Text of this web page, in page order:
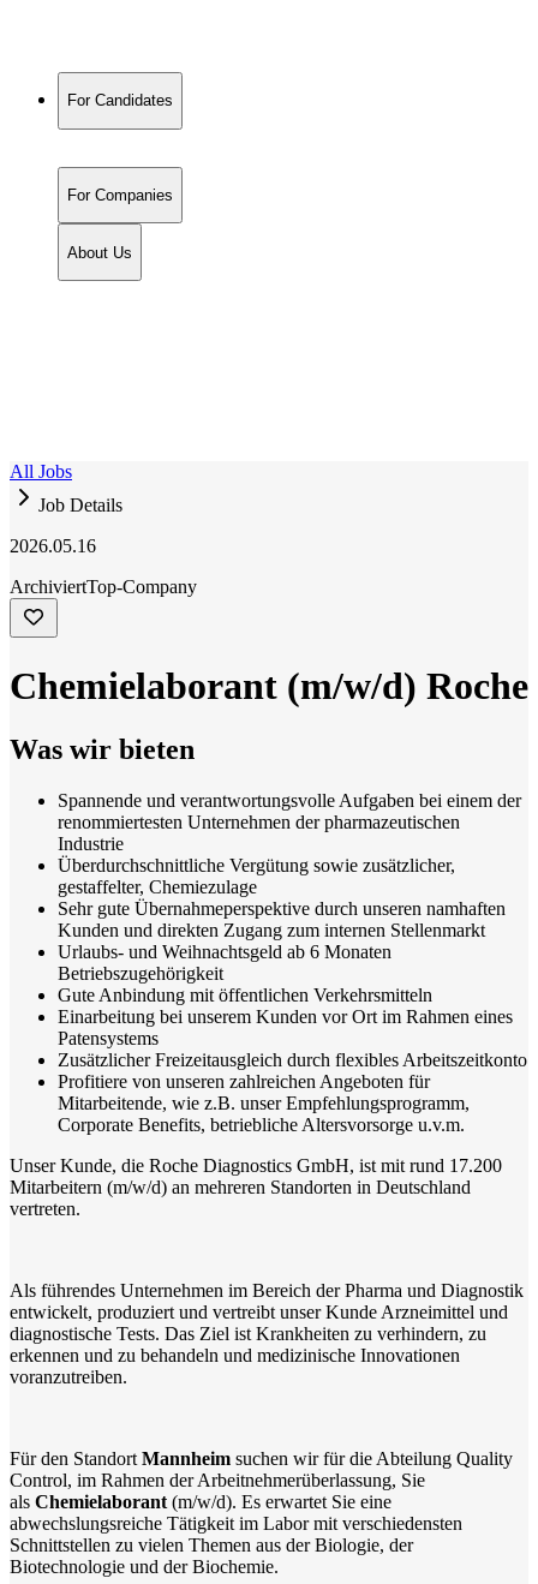
For Candidates
For Companies
About Us
All Jobs
Job Details
2026.05.16
ArchiviertTop-Company
Chemielaborant (m/w/d) Roche
Was wir bieten
Spannende und verantwortungsvolle Aufgaben bei einem der
renommiertesten Unternehmen der pharmazeutischen
Industrie
Überdurchschnittliche Vergütung sowie zusätzlicher,
gestaffelter, Chemiezulage
Sehr gute Übernahmeperspektive durch unseren namhaften
Kunden und direkten Zugang zum internen Stellenmarkt
Urlaubs- und Weihnachtsgeld ab 6 Monaten
Betriebszugehörigkeit
Gute Anbindung mit öffentlichen Verkehrsmitteln
Einarbeitung bei unserem Kunden vor Ort im Rahmen eines
Patensystems
Zusätzlicher Freizeitausgleich durch flexibles Arbeitszeitkonto
Profitiere von unseren zahlreichen Angeboten für
Mitarbeitende, wie z.B. unser Empfehlungsprogramm,
Corporate Benefits, betriebliche Altersvorsorge u.v.m.
Unser Kunde, die Roche Diagnostics GmbH, ist mit rund 17.200
Mitarbeitern (m/w/d) an mehreren Standorten in Deutschland
vertreten.
Als führendes Unternehmen im Bereich der Pharma und Diagnostik
entwickelt, produziert und vertreibt unser Kunde Arzneimittel und
diagnostische Tests. Das Ziel ist Krankheiten zu verhindern, zu
erkennen und zu behandeln und medizinische Innovationen
voranzutreiben.
Für den Standort Mannheim suchen wir für die Abteilung Quality
Control, im Rahmen der Arbeitnehmerüberlassung, Sie
als Chemielaborant (m/w/d). Es erwartet Sie eine
abwechslungsreiche Tätigkeit im Labor mit verschiedensten
Schnittstellen zu vielen Themen aus der Biologie, der
Biotechnologie und der Biochemie.